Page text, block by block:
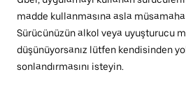
madde kullanmasına asla
Sürücünüzün alkol veya uyuşturucu
düşünüyorsanız lütfen kendisinden
sonlandırmasını isteyin.